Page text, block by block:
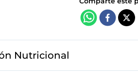
Nutricional